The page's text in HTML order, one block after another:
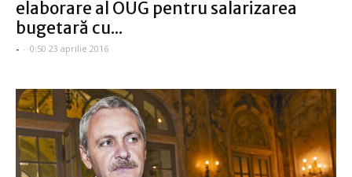
elaborare al OUG pentru salarizarea
bugetară cu...
- - 0:50 23 aprilie 2016